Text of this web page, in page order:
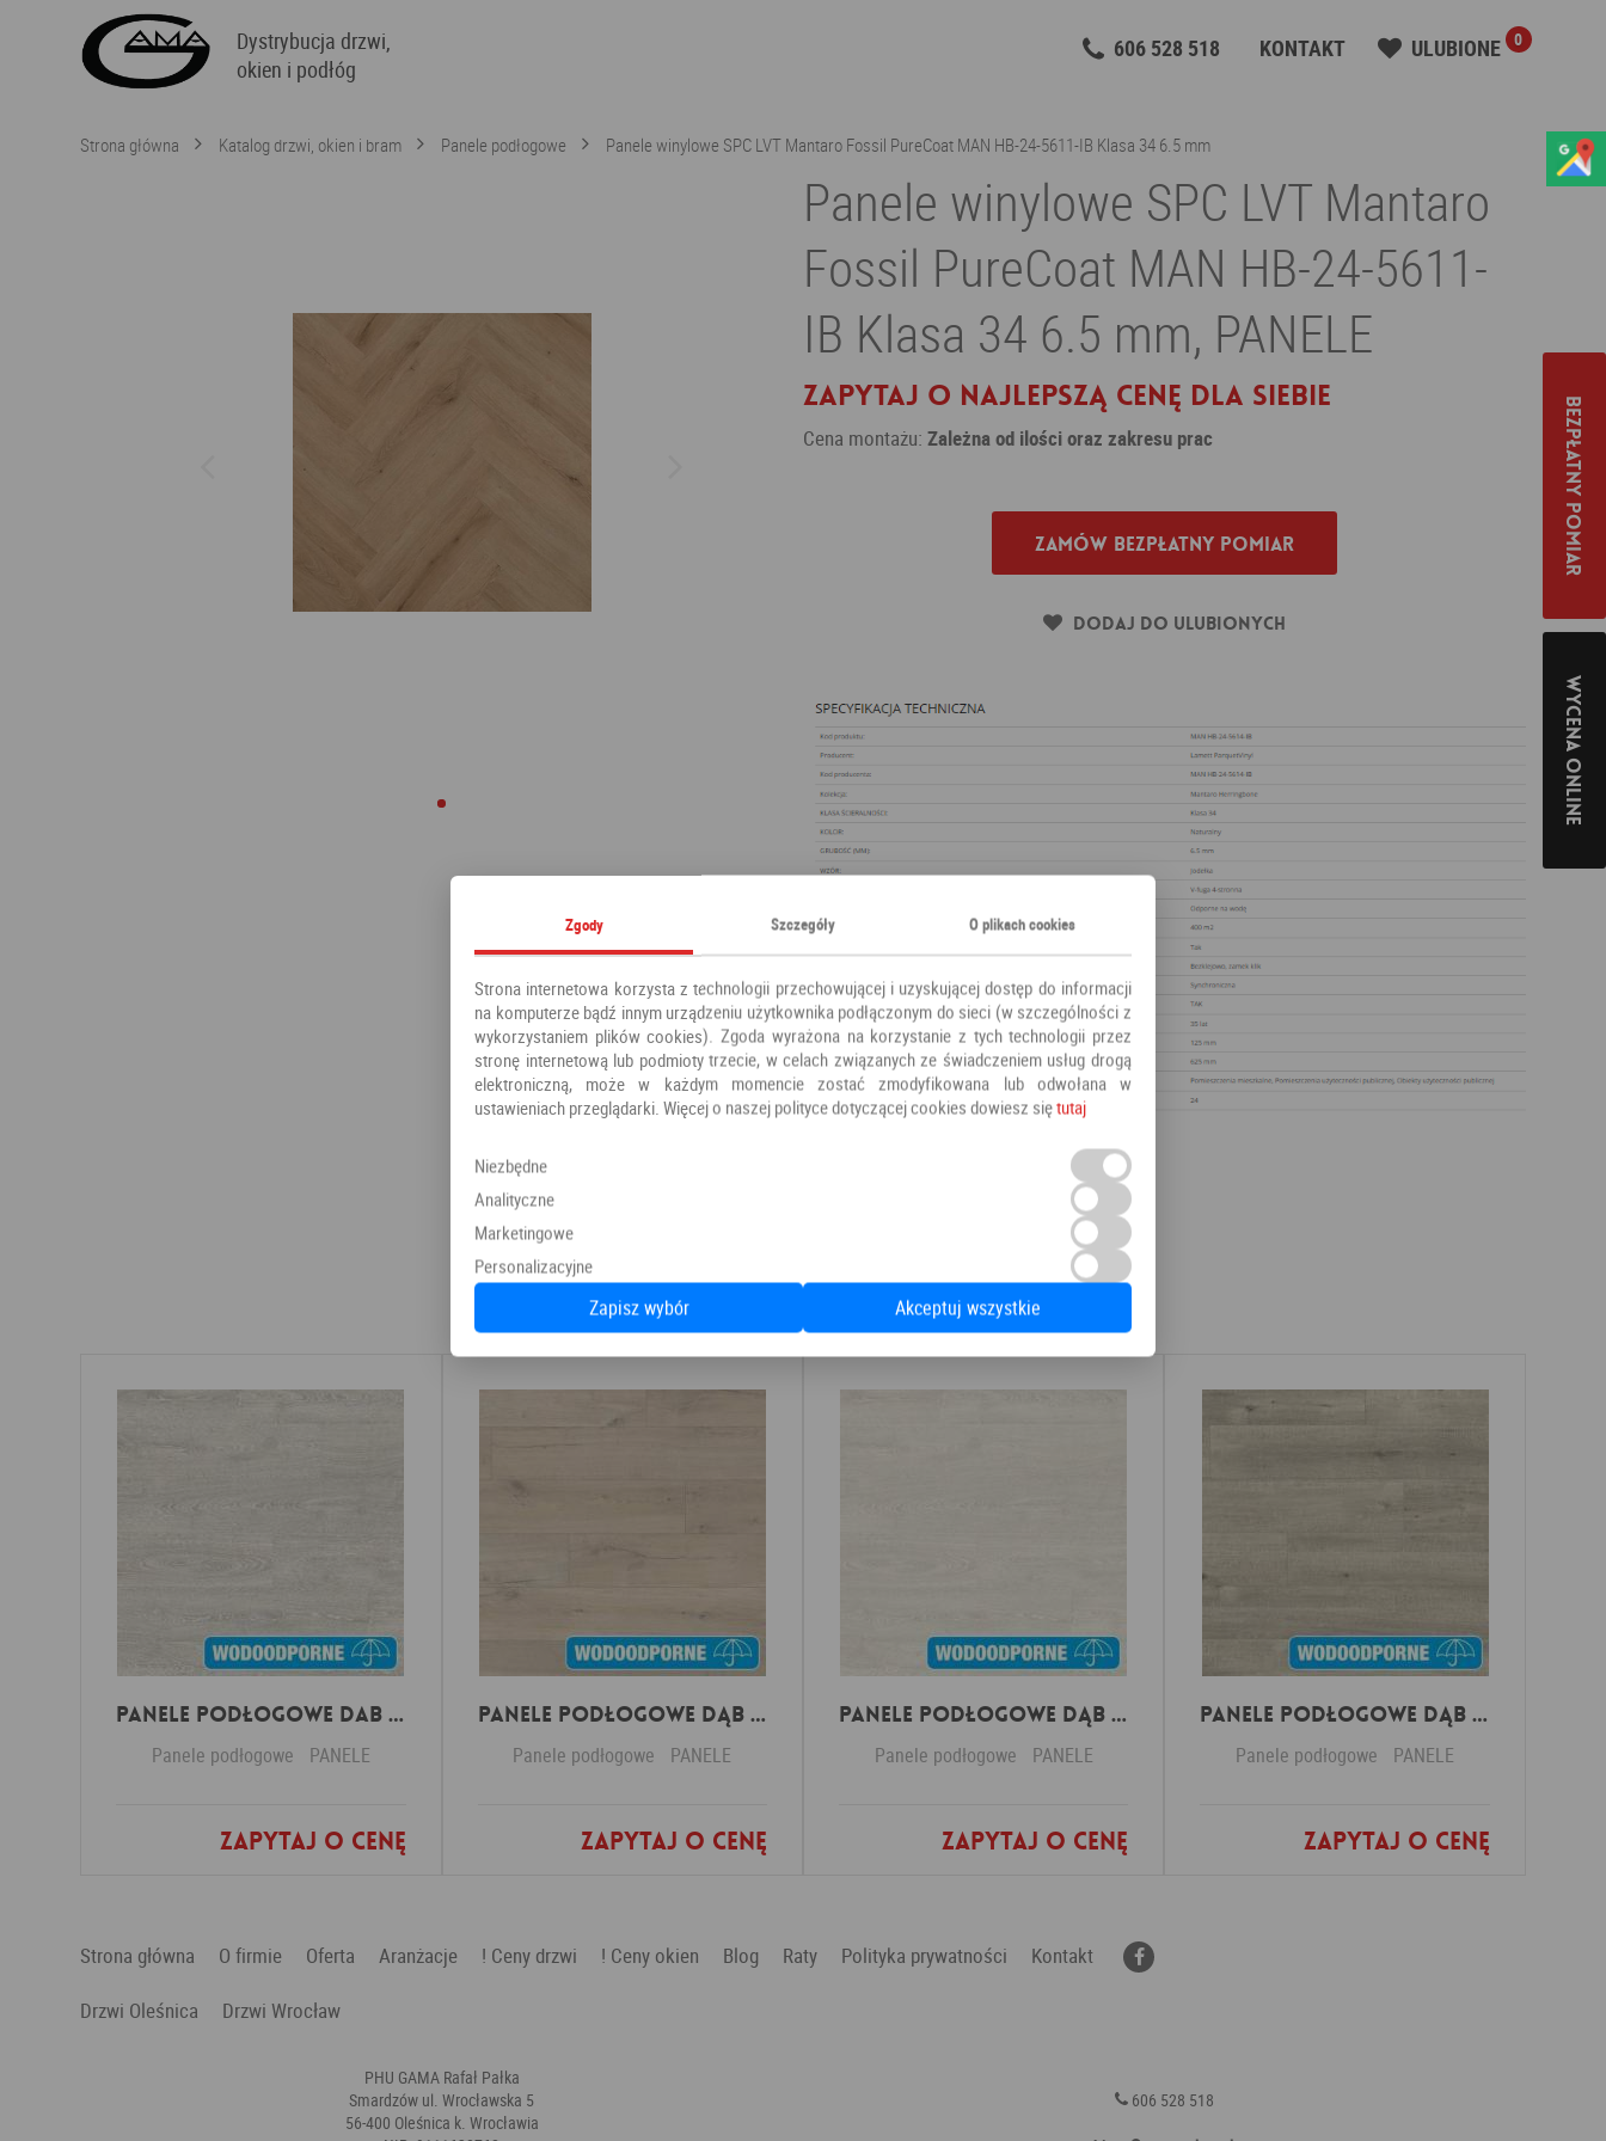
Dystrybucja drzwi,
okien i podłóg
606 528 518 KONTAKT ULUBIONE 0
Strona główna Katalog drzwi, okien i bram Panele podłogowe Panele winylowe SPC LVT Mantaro Fossil PureCoat MAN HB-24-5611-IB Klasa 34 6.5 mm
Panele winylowe SPC LVT Mantaro
Fossil PureCoat MAN HB-24-5611-
IB Klasa 34 6.5 mm, PANELE
Zapytaj o najlepszą cenę dla siebie
Cena montażu: Zależna od ilości oraz zakresu prac
Zamów bezpłatny pomiar
Dodaj do ulubionych
Polecamy również
Panele Podłogowe Dab Patynowy Klasyczny Szary IMU3560 AC5 12 mm
Panele podłogowe PANELE
Zapytaj o cenę
Dodaj do ulubionych
Panele Podłogowe Dąb Spokojny Jasny IMU1854 AC5 12 mm
Panele podłogowe PANELE
Zapytaj o cenę
Dodaj do ulubionych
Panele Podłogowe Dąb Patynowy Klasyczny Jasny IMU3559 AC5 12 mm
Panele podłogowe PANELE
Zapytaj o cenę
Dodaj do ulubionych
Panele Podłogowe Dąb Szary ze śladami cięcia piłą IMU1858 AC5 12 mm
Panele podłogowe PANELE
Zapytaj o cenę
Dodaj do ulubionych
Strona główna O firmie Oferta Aranżacje ! Ceny drzwi ! Ceny okien Blog Raty Polityka prywatności
Kontakt
Drzwi Oleśnica
Drzwi Wrocław
PHU GAMA Rafał Pałka
Smardzów ul. Wrocławska 5
56-400 Oleśnica k. Wrocławia
606 528 518
Bezpłatny pomiar
Wycena online
Zgody Szczegóły O plikach cookies
Strona internetowa korzysta z technologii przechowującej i uzyskującej dostęp do informacji
na komputerze bądź innym urządzeniu użytkownika podłączonym do sieci (w szczególności z
wykorzystaniem plików cookies). Zgoda wyrażona na korzystanie z tych technologii przez
stronę internetową lub podmioty trzecie, w celach związanych ze świadczeniem usług drogą
elektroniczną, może w każdym momencie zostać zmodyfikowana lub odwołana w
ustawieniach przeglądarki. Więcej o naszej polityce dotyczącej cookies dowiesz siętutaj
Niezbędne
Analityczne
Marketingowe
Personalizacyjne
Zapisz wybór Akceptuj wszystkie